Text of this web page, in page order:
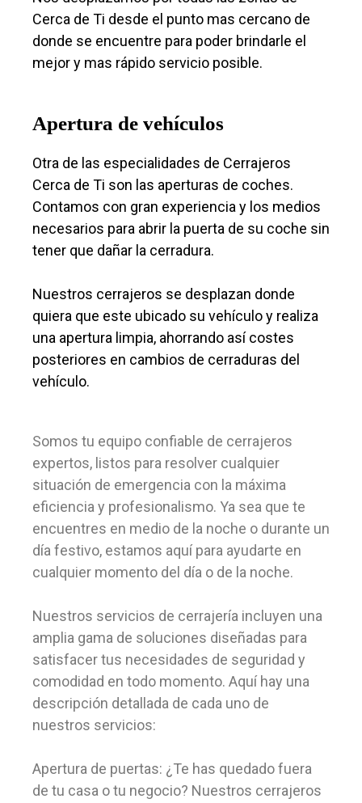
Cerca de Ti desde el punto mas cercano de
donde se encuentre para poder brindarle el
mejor y mas rápido servicio posible.
Apertura de vehículos
Otra de las especialidades de Cerrajeros
Cerca de Ti son las aperturas de coches.
Contamos con gran experiencia y los medios
necesarios para abrir la puerta de su coche sin
tener que dañar la cerradura.
Nuestros cerrajeros se desplazan donde
quiera que este ubicado su vehículo y realiza
una apertura limpia, ahorrando así costes
posteriores en cambios de cerraduras del
vehículo.
Somos tu equipo confiable de cerrajeros
expertos, listos para resolver cualquier
situación de emergencia con la máxima
eficiencia y profesionalismo. Ya sea que te
encuentres en medio de la noche o durante un
día festivo, estamos aquí para ayudarte en
cualquier momento del día o de la noche.
Nuestros servicios de cerrajería incluyen una
amplia gama de soluciones diseñadas para
satisfacer tus necesidades de seguridad y
comodidad en todo momento. Aquí hay una
descripción detallada de cada uno de
nuestros servicios:
Apertura de puertas: ¿Te has quedado fuera
de tu casa o tu negocio? Nuestros cerrajeros